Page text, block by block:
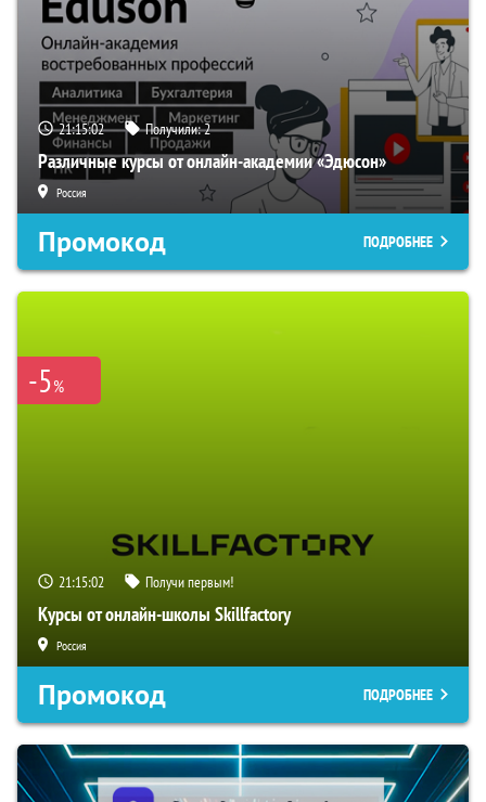
21:15:02 Получили:2
Различные курсы от онлайн-академии «Эдюсон»
Россия
Промокод ПОДРОБНЕЕ
-5%
21:15:02 Получи первым!
Курсы от онлайн-школы Skillfactory
Россия
Промокод ПОДРОБНЕЕ